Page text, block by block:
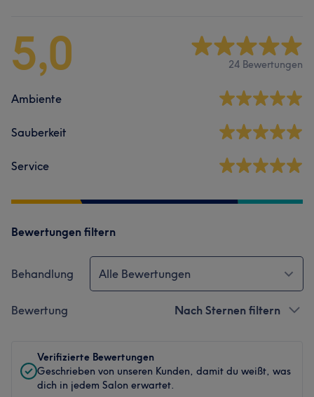
5,0 24 Bewertungen
Ambiente
Sauberkeit
Service
Bewertungen filtern
Behandlung Alle Bewertungen
Bewertung Nach Sternen filtern
Verifizierte Bewertungen
Geschrieben von unseren Kunden, damit du weißt, was
dich in jedem Salon erwartet.